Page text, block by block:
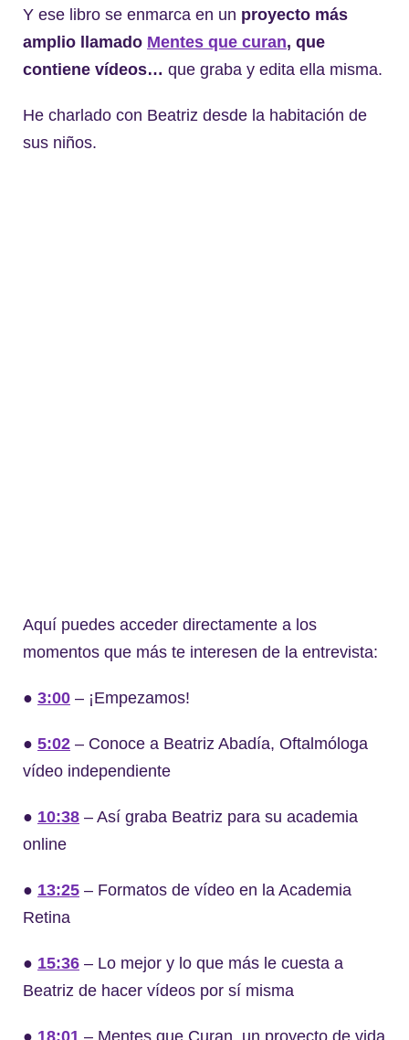
Y ese libro se enmarca en un proyecto más
amplio llamado Mentes que curan, que
contiene vídeos… que graba y edita ella misma.
He charlado con Beatriz desde la habitación de
sus niños.
Aquí puedes acceder directamente a los
momentos que más te interesen de la entrevista:
● 3:00 – ¡Empezamos!
● 5:02 – Conoce a Beatriz Abadía, Oftalmóloga
vídeo independiente
● 10:38 – Así graba Beatriz para su academia
online
● 13:25 – Formatos de vídeo en la Academia
Retina
● 15:36 – Lo mejor y lo que más le cuesta a
Beatriz de hacer vídeos por sí misma
● 18:01 – Mentes que Curan, un proyecto de vida